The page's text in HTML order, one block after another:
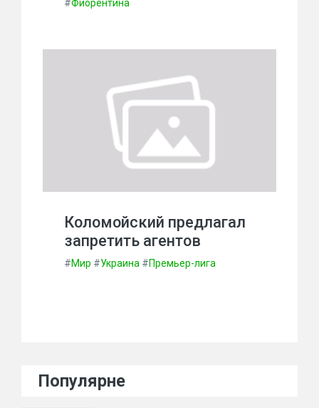
#Фиорентина
Коломойский предлагал
запретить агентов
#Мир #Украина #Премьер-лига
Популярне